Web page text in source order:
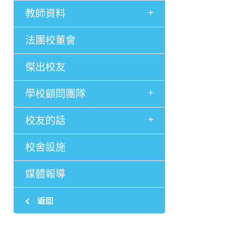
教師資料 +
法團校董會
傑出校友
學校顧問團隊
+
校友的話 +
校舍設施
媒體報導
返回